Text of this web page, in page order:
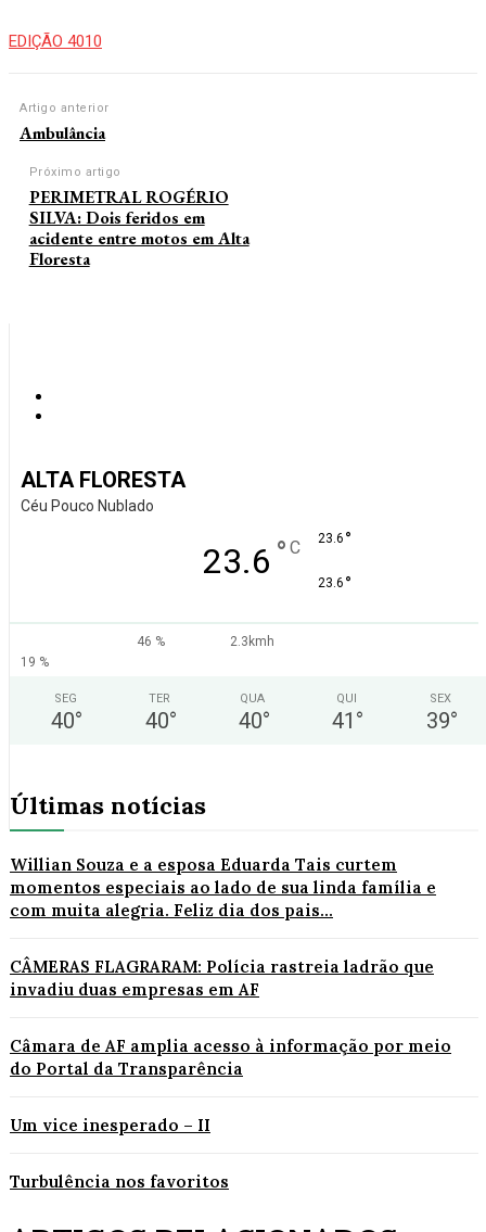
EDIÇÃO 4010
Artigo anterior
Ambulância
Próximo artigo
PERIMETRAL ROGÉRIO
SILVA: Dois feridos em
acidente entre motos em Alta
Floresta
ALTA FLORESTA
Céu Pouco Nublado
23.6 ° C 23.6 °
23.6 °
46 %
2.3kmh
19 %
SEG
40°
TER
40°
QUA
40°
QUI
41 °
SEX
39°
Últimas notícias
Willian Souza e a esposa Eduarda Tais curtem
momentos especiais ao lado de sua linda família e
com muita alegria. Feliz dia dos pais...
CÂMERAS FLAGRARAM: Polícia rastreia ladrão que
invadiu duas empresas em AF
Câmara de AF amplia acesso à informação por meio
do Portal da Transparência
Um vice inesperado – II
Turbulência nos favoritos